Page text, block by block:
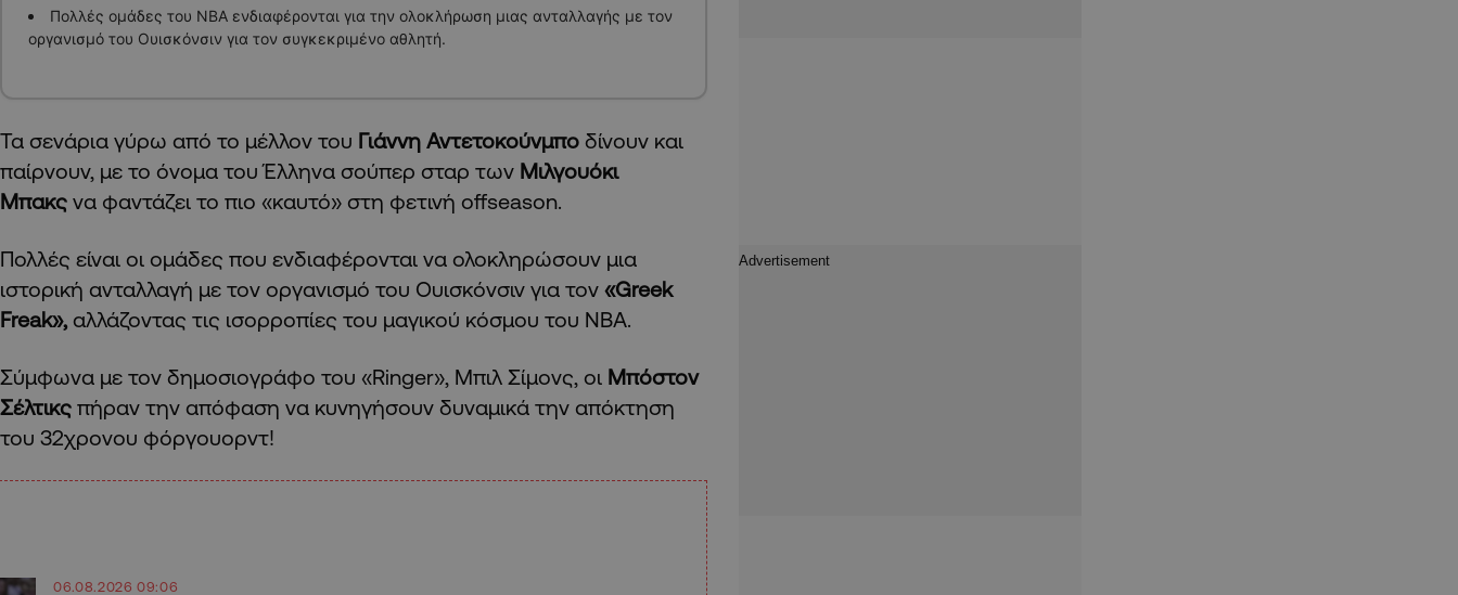
Πολλές ομάδες του ΝΒΑ ενδιαφέρονται για την ολοκλήρωση μιας ανταλλαγής με τον
οργανισμό του Ουισκόνσιν για τον συγκεκριμένο αθλητή.
Τα σενάρια γύρω από το μέλλον του Γιάννη Αντετοκούνμπο δίνουν και
παίρνουν, με το όνομα του Έλληνα σούπερ σταρ των Μιλγουόκι
Μπακς να φαντάζει το πιο «καυτό» στη φετινή offseason.
Πολλές είναι οι ομάδες που ενδιαφέρονται να ολοκληρώσουν μια
ιστορική ανταλλαγή με τον οργανισμό του Ουισκόνσιν για τον «Greek
Freak», αλλάζοντας τις ισορροπίες του μαγικού κόσμου του ΝΒΑ.
Σύμφωνα με τον δημοσιογράφο του «Ringer», Μπιλ Σίμονς, οι Μπόστον
Σέλτικς πήραν την απόφαση να κυνηγήσουν δυναμικά την απόκτηση
του 32χρονου φόργουορντ!
06.08.2026 09:06